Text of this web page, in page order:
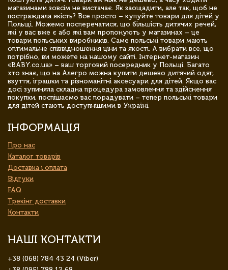
магазинами зовсім не вистачає. Як заощадити, але так, щоб не
постраждала якість? Все просто – купуйте товари для дітей у
Польщі. Можемо посперечатися, що більшість дитячих речей,
які у вас вже є або які вам пропонують у магазинах – це
товари польських виробників. Саме польські товари мають
оптимальне співвідношення ціни та якості. А вибрати все, що
потрібно, ви можете на нашому сайті. Інтернет-магазин
«BABY.co.ua» – ваш торговий посередник у Польщі. Багато
хто знає, що на Алегро можна купити дешево дитячий одяг,
взуття, іграшки та різноманітні аксесуари для дітей. Якщо вас
досі зупиняла складна процедура замовлення та здійснення
покупки, поспішаємо вас порадувати – тепер польські товари
для дітей стають доступнішими в Україні.
ІНФОРМАЦІЯ
Про нас
Каталог товарів
Доставка і оплата
Відгуки
FAQ
Трекінг доставки
Контакти
НАШІ КОНТАКТИ
+38 (068) 784 43 24 (Viber)